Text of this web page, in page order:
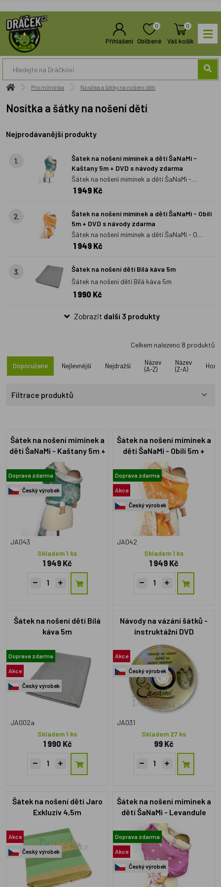
Přihlášení
0
Oblíbené
0
Váš košík
Pro miminka Nosítka a šátky na nošení dětí
Nosítka a šátky na nošení dětí
Nejprodávanější produkty
1.
Šátek na nošení miminek a dětí ŠaNaMi -
Kaštany 5m + DVD s návody zdarma
Šátek na nošení miminek a dětí ŠaNaMi -
Kaštany 5m + DVD s návody zdarma
1 949 Kč
2.
Šátek na nošení miminek a dětí ŠaNaMi - Obilí
5m + DVD s návody zdarma
Šátek na nošení miminek a dětí ŠaNaMi - Obilí
5m + DVD s návody zdarma
1 949 Kč
3.
Šátek na nošení dětí Bílá káva 5m
Šátek na nošení dětí Bílá káva 5m
1 990 Kč
Zobrazit další 3 produkty
Celkem nalezeno 8 produktů
Doporučené Nejlevnější Nejdražší
Název
(A-Z)
Název
(Z-A)
Filtrace produktů
Šátek na nošení miminek a
dětí ŠaNaMi - Kaštany 5m +
DVD s návody zdarma
Doprava zdarma
Český výrobek
JA043
Skladem 1 ks
1 949 Kč
Šátek na nošení miminek a
dětí ŠaNaMi - Obilí 5m +
DVD s návody zdarma
Doprava zdarma
Akce
Český výrobek
JA042
Skladem 1 ks
1 949 Kč
Šátek na nošení dětí Bílá
káva 5m
Doprava zdarma
Akce
Český výrobek
JA002a
Skladem 1 ks
1 990 Kč
Návody na vázání šátků -
instruktážní DVD
Akce
Český výrobek
JA031
Skladem 27 ks
99 Kč
Šátek na nošení dětí Jaro
Exkluziv 4,5m
Akce
Český výrobek
Šátek na nošení miminek a
dětí ŠaNaMi - Levandule
4,5m + DVD s návody
zdarma
Doprava zdarma
Akce
Český výrobek